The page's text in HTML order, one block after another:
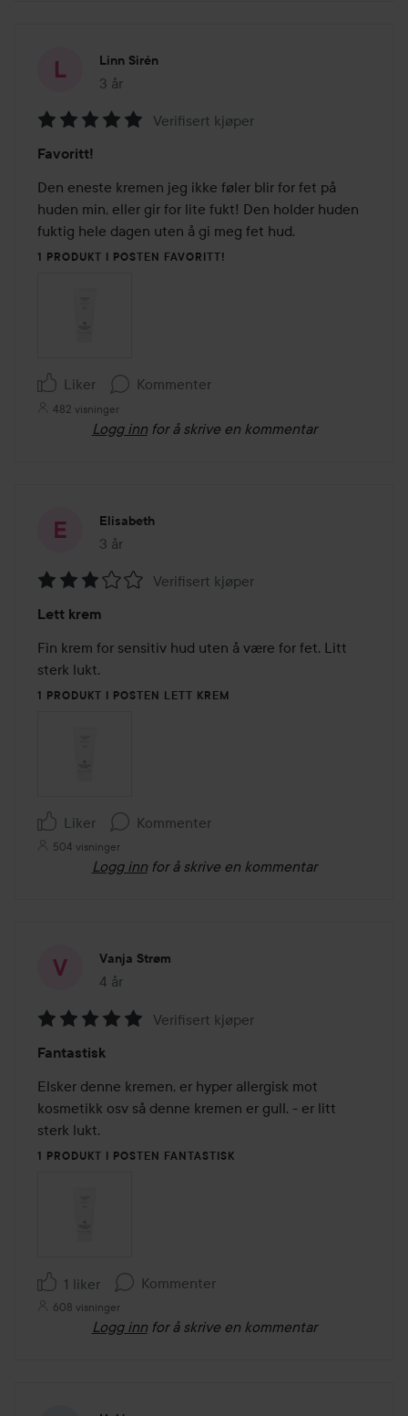
Linn Sirén
3 år
Innlegget ble opprettet 3 år
5
av
5
Verifisert kjøper
Favoritt!
Den eneste kremen jeg ikke føler blir for fet på
huden min, eller gir for lite fukt! Den holder huden
fuktig hele dagen uten å gi meg fet hud.
1 PRODUKT I POSTEN FAVORITT!
Liker Kommenter
482 visninger
Logg inn for å skrive en kommentar
Elisabeth
3 år
Innlegget ble opprettet 3 år
3
av
5
Verifisert kjøper
Lett krem
Fin krem for sensitiv hud uten å være for fet. Litt
sterk lukt.
1 PRODUKT I POSTEN LETT KREM
Liker Kommenter
504 visninger
Logg inn for å skrive en kommentar
Vanja Strøm
4 år
Innlegget ble opprettet 4 år
5
av
5
Verifisert kjøper
Fantastisk
Elsker denne kremen, er hyper allergisk mot
kosmetikk osv så denne kremen er gull. - er litt
sterk lukt.
1 PRODUKT I POSTEN FANTASTISK
1 liker Kommenter
608 visninger
Logg inn for å skrive en kommentar